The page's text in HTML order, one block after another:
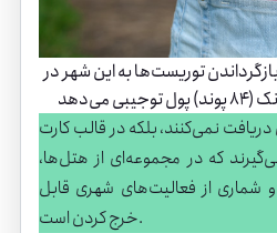
توریست‌ها به این شهر در
نمی‌کنند، بلکه در قالب کارت
که در مجموعه‌ای از هتل‌ها،
و شماری از فعالیت‌های شهری قابل
خرج کردن است.